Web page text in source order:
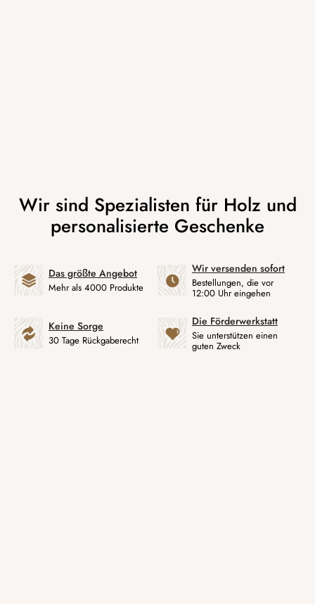
Das größte Angebot
Mehr als 4000 Produkte
Wir versenden sofort
Bestellungen, die vor
12:00 Uhr eingehen
Keine Sorge
30 Tage Rückgaberecht
Die Förderwerkstatt
Sie unterstützen einen
guten Zweck